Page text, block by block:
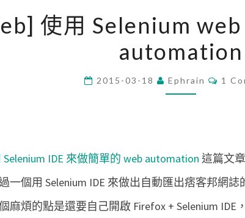
W
e
b
]
e
e
n
使用 Selenium
automation
2015-03-18 Ephrain
C1
Selenium IDE 來做簡單的 web automation 這篇文
一個用 Selenium IDE 來做出自動匯出痞客邦網
麻煩的點是還要自己開啟 Firefox + Selenium IDE，